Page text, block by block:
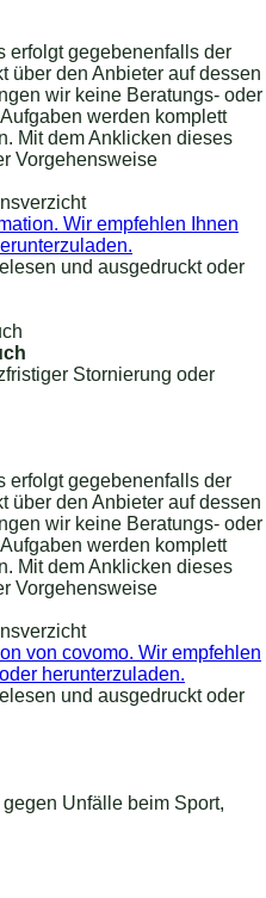
erfolgt gegebenenfalls der
über den Anbieter auf dessen
wir keine Beratungs- oder
werden komplett
Mit dem Anklicken dieses
Vorgehensweise
Wir empfehlen Ihnen
und ausgedruckt oder
Stornierung oder
erfolgt gegebenenfalls der
über den Anbieter auf dessen
wir keine Beratungs- oder
werden komplett
Mit dem Anklicken dieses
Vorgehensweise
von covomo. Wir empfehlen
herunterzuladen.
und ausgedruckt oder
Unfälle beim Sport,